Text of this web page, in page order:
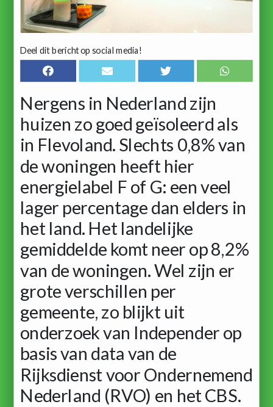
Deel dit bericht op social media!
Nergens in Nederland zijn
huizen zo goed geïsoleerd als
in Flevoland. Slechts 0,8% van
de woningen heeft hier
energielabel F of G: een veel
lager percentage dan elders in
het land. Het landelijke
gemiddelde komt neer op 8,2%
van de woningen. Wel zijn er
grote verschillen per
gemeente, zo blijkt uit
onderzoek van Independer op
basis van data van de
Rijksdienst voor Ondernemend
Nederland (RVO) en het CBS.